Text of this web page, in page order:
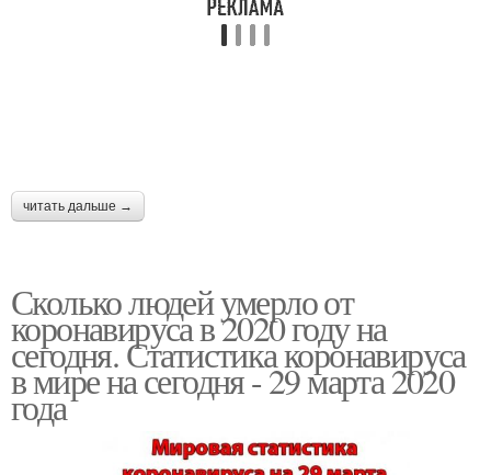
читать дальше →
Сколько людей умерло от
коронавируса в 2020 году на
сегодня. Статистика коронавируса
в мире на сегодня - 29 марта 2020
года